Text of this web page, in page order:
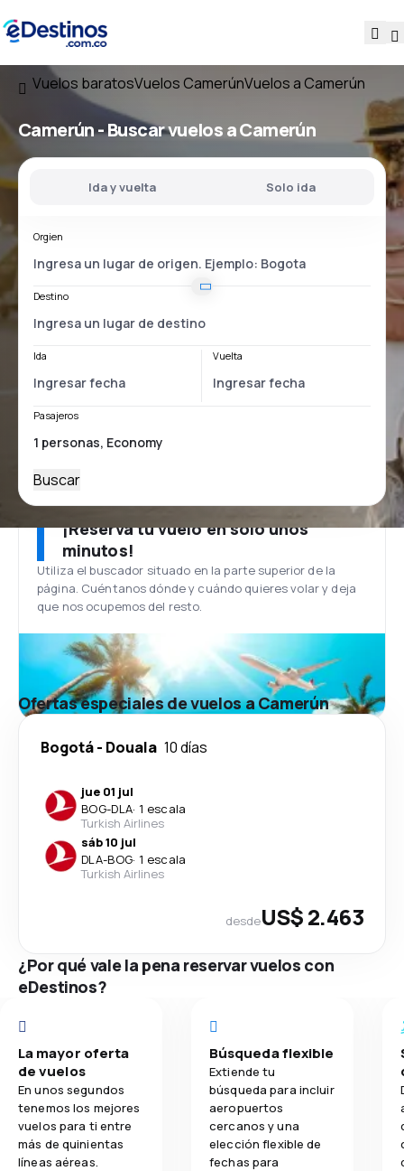
Vuelos baratosVuelos CamerúnVuelos a Camerún
Camerún - Buscar vuelos a Camerún
Ida y vuelta Solo ida
Orgien
Destino
Ida Vuelta
Pasajeros
Buscar
¡Reserva tu vuelo en solo unos
minutos!
Utiliza el buscador situado en la parte superior de la
página. Cuéntanos dónde y cuándo quieres volar y deja
que nos ocupemos del resto.
Ofertas especiales de vuelos a Camerún
Bogotá- Douala 10 días
jue 01 jul
BOG-DLA· 1 escala
Turkish Airlines
sáb 10 jul
DLA-BOG· 1 escala
Turkish Airlines
desdeUS$ 2.463
¿Por qué vale la pena reservar vuelos con
eDestinos?
La mayor oferta
de vuelos
En unos segundos
tenemos los mejores
vuelos para ti entre
más de quinientas
líneas aéreas.
Búsqueda flexible
Extiende tu
búsqueda para incluir
aeropuertos
cercanos y una
elección flexible de
fechas para